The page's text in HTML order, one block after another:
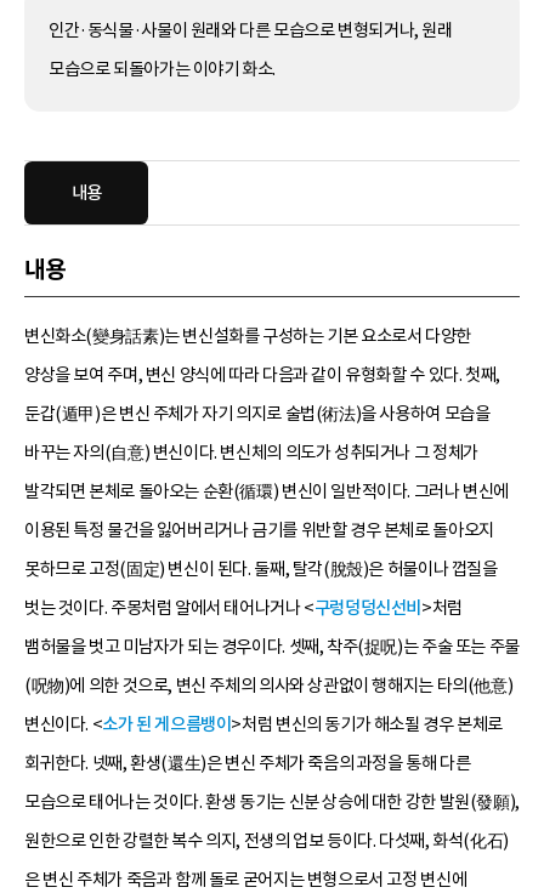
인간·동식물·사물이 원래와 다른 모습으로 변형되거나, 원래
모습으로 되돌아가는 이야기 화소.
내용
내용
변신화소(變身話素)는 변신설화를 구성하는 기본 요소로서 다양한
양상을 보여 주며, 변신 양식에 따라 다음과 같이 유형화할 수 있다. 첫째,
둔갑(遁甲)은 변신 주체가 자기 의지로 술법(術法)을 사용하여 모습을
바꾸는 자의(自意) 변신이다. 변신체의 의도가 성취되거나 그 정체가
발각되면 본체로 돌아오는 순환(循環) 변신이 일반적이다. 그러나 변신에
이용된 특정 물건을 잃어버리거나 금기를 위반할 경우 본체로 돌아오지
못하므로 고정(固定) 변신이 된다. 둘째, 탈각(脫殼)은 허물이나 껍질을
벗는 것이다. 주몽처럼 알에서 태어나거나 <구렁덩덩신선비 >처럼
뱀허물을 벗고 미남자가 되는 경우이다. 셋째, 착주(捉呪)는 주술 또는 주물
(呪物)에 의한 것으로, 변신 주체의 의사와 상관없이 행해지는 타의(他意)
변신이다. <소가 된 게으름뱅이 >처럼 변신의 동기가 해소될 경우 본체로
회귀한다. 넷째, 환생(還生)은 변신 주체가 죽음의 과정을 통해 다른
모습으로 태어나는 것이다. 환생 동기는 신분 상승에 대한 강한 발원(發願),
원한으로 인한 강렬한 복수 의지, 전생의 업보 등이다. 다섯째, 화석(化石)
은 변신 주체가 죽음과 함께 돌로 굳어지는 변형으로서 고정 변신에